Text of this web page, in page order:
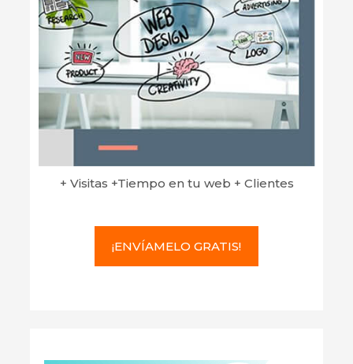
+ Visitas +Tiempo en tu web + Clientes
¡ENVÍAMELO GRATIS!